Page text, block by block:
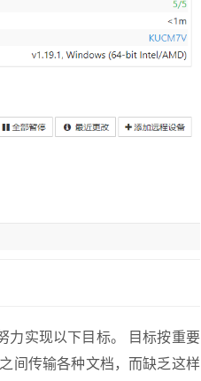
力实现以下目标。 目标按重要
间传输各种文档，而缺乏这样